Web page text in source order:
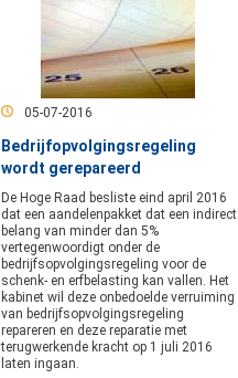
05-07-2016
Bedrijfopvolgingsregeling
wordt gerepareerd
De Hoge Raad besliste eind april 2016
dat een aandelenpakket dat een indirect
belang van minder dan 5%
vertegenwoordigt onder de
bedrijfsopvolgingsregeling voor de
schenk- en erfbelasting kan vallen. Het
kabinet wil deze onbedoelde verruiming
van bedrijfsopvolgingsregeling
repareren en deze reparatie met
terugwerkende kracht op 1 juli 2016
laten ingaan.